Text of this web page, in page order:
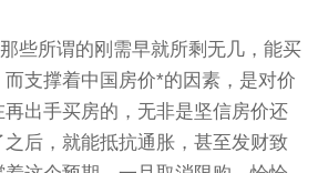
些所谓的刚需早就所剩无几，能买
支撑着中国房价*的因素，是对价
出手买房的，无非是坚信房价还
后，就能抵抗通胀，甚至发财致